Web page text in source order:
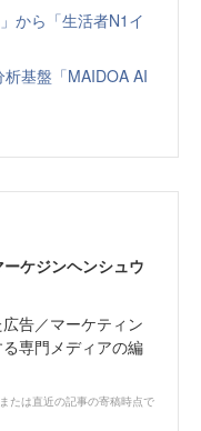
から「生活者N1イ
基盤「MAIDOA AI
ケジンヘンシュウ
告／マーケティン
専門メディアの編
たは直近の記事の寄稿時点で